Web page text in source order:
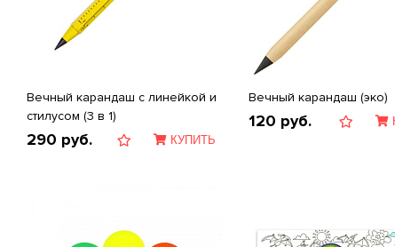
Вечный карандаш с линейкой и
стилусом (3 в 1)
290 руб. КУПИТЬ
Вечный карандаш (эко)
120 руб.